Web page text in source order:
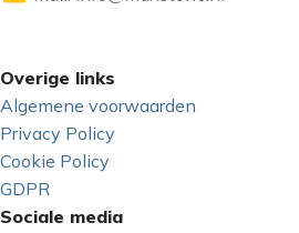
Overige links
Algemene voorwaarden
Privacy Policy
Cookie Policy
GDPR
Sociale media